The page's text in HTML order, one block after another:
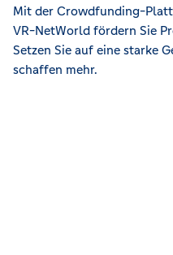
Mit der Crowdfunding-
VR-NetWorld fördern Sie
Setzen Sie auf eine starke
schaffen mehr.